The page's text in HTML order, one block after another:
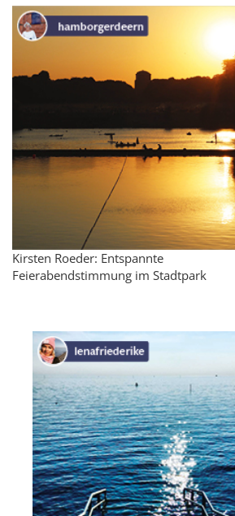
Kirsten Roeder: Entspannte
Feierabendstimmung im Stadtpark